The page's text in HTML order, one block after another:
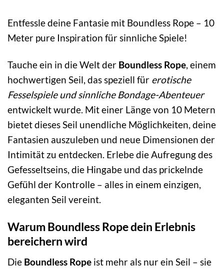
Entfessle deine Fantasie mit Boundless Rope – 10
Meter pure Inspiration für sinnliche Spiele!
Tauche ein in die Welt der Boundless Rope, einem
hochwertigen Seil, das speziell für erotische
Fesselspiele und sinnliche Bondage-Abenteuer
entwickelt wurde. Mit einer Länge von 10 Metern
bietet dieses Seil unendliche Möglichkeiten, deine
Fantasien auszuleben und neue Dimensionen der
Intimität zu entdecken. Erlebe die Aufregung des
Gefesseltseins, die Hingabe und das prickelnde
Gefühl der Kontrolle – alles in einem einzigen,
eleganten Seil vereint.
Warum Boundless Rope dein Erlebnis
bereichern wird
Die Boundless Rope ist mehr als nur ein Seil – sie